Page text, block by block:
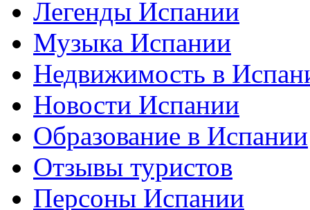
Легенды Испании
Музыка Испании
Недвижимость в
Новости Испании
Образование в Испании
Отзывы туристов
Персоны Испании